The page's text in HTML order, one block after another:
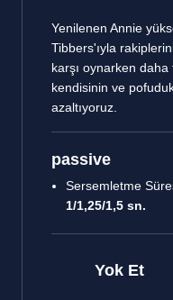
Yenilenen Annie
Tibbers'ıyla
karşı oynarken
kendisinin ve
azaltıyoruz.
passive
Sersemletme
1/1,25/1,5 sn.
Yok Et